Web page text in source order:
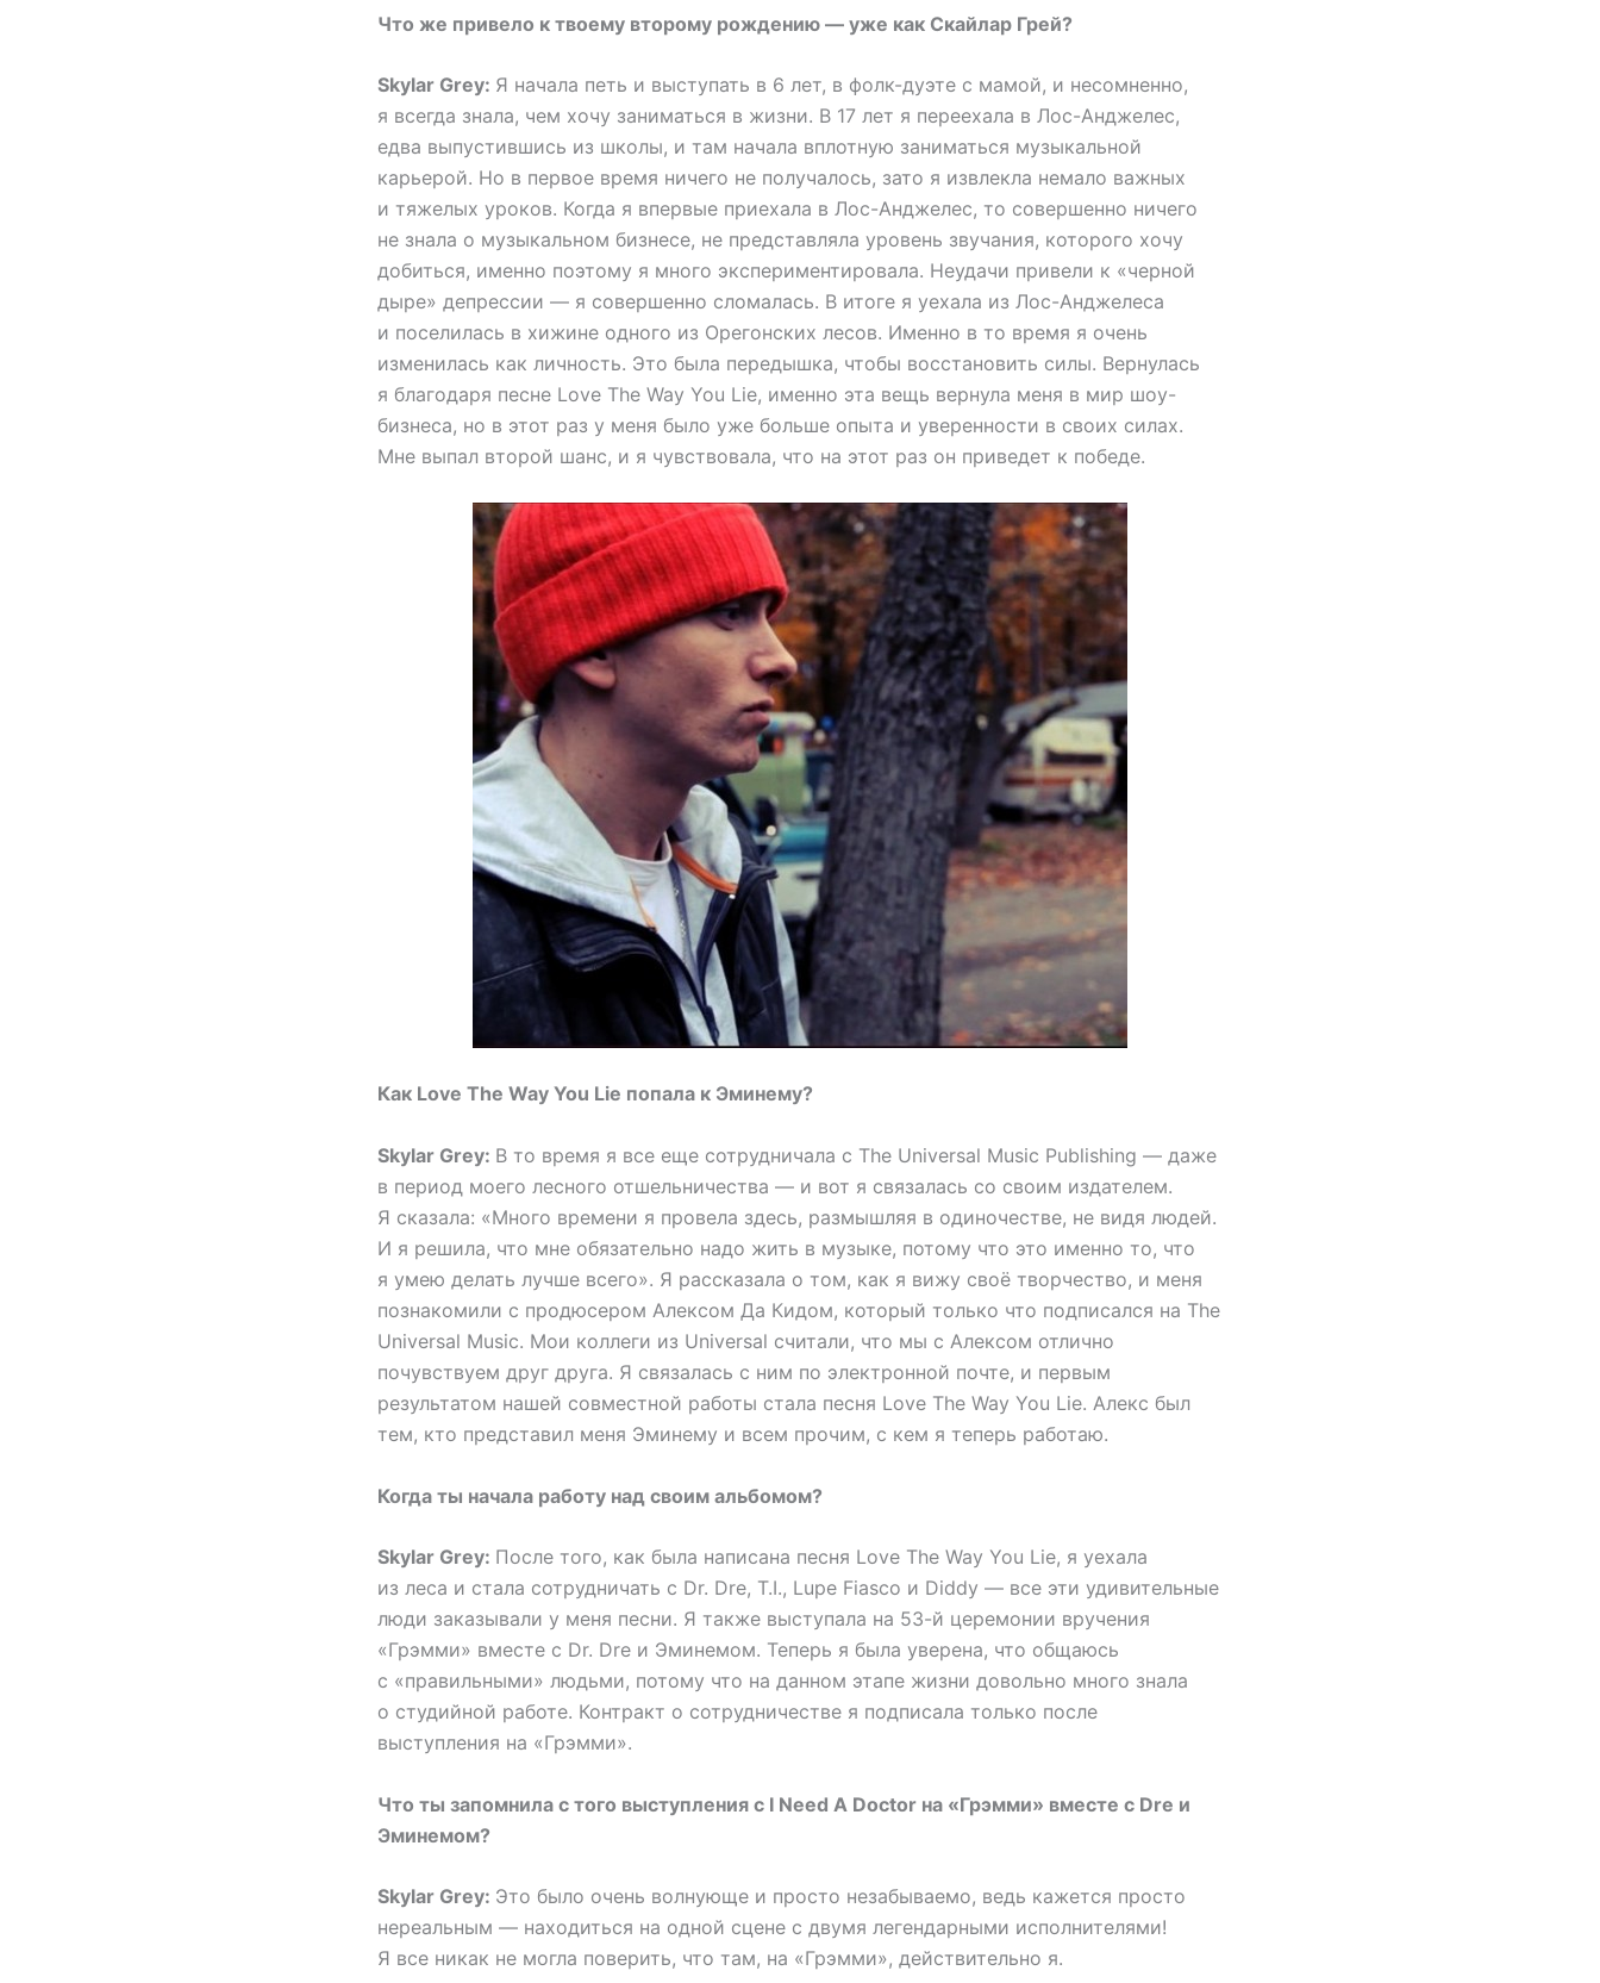
Что же привело к твоему второму рождению — уже как Скайлар Грей?
Skylar Grey: Я начала петь и выступать в 6 лет, в фолк-дуэте с мамой, и несомненно,
я всегда знала, чем хочу заниматься в жизни. В 17 лет я переехала в Лос-Анджелес,
едва выпустившись из школы, и там начала вплотную заниматься музыкальной
карьерой. Но в первое время ничего не получалось, зато я извлекла немало важных
и тяжелых уроков. Когда я впервые приехала в Лос-Анджелес, то совершенно ничего
не знала о музыкальном бизнесе, не представляла уровень звучания, которого хочу
добиться, именно поэтому я много экспериментировала. Неудачи привели к «черной
дыре» депрессии — я совершенно сломалась. В итоге я уехала из Лос-Анджелеса
и поселилась в хижине одного из Орегонских лесов. Именно в то время я очень
изменилась как личность. Это была передышка, чтобы восстановить силы. Вернулась
я благодаря песне Love The Way You Lie, именно эта вещь вернула меня в мир шоу-
бизнеса, но в этот раз у меня было уже больше опыта и уверенности в своих силах.
Мне выпал второй шанс, и я чувствовала, что на этот раз он приведет к победе.
Как Love The Way You Lie попала к Эминему?
Skylar Grey: В то время я все еще сотрудничала с The Universal Music Publishing — даже
в период моего лесного отшельничества — и вот я связалась со своим издателем.
Я сказала: «Много времени я провела здесь, размышляя в одиночестве, не видя людей.
И я решила, что мне обязательно надо жить в музыке, потому что это именно то, что
я умею делать лучше всего». Я рассказала о том, как я вижу своё творчество, и меня
познакомили с продюсером Алексом Да Кидом, который только что подписался на The
Universal Music. Мои коллеги из Universal считали, что мы с Алексом отлично
почувствуем друг друга. Я связалась с ним по электронной почте, и первым
результатом нашей совместной работы стала песня Love The Way You Lie. Алекс был
тем, кто представил меня Эминему и всем прочим, с кем я теперь работаю.
Когда ты начала работу над своим альбомом?
Skylar Grey: После того, как была написана песня Love The Way You Lie, я уехала
из леса и стала сотрудничать с Dr. Dre, T.I., Lupe Fiasco и Diddy — все эти удивительные
люди заказывали у меня песни. Я также выступала на 53-й церемонии вручения
«Грэмми» вместе с Dr. Dre и Эминемом. Теперь я была уверена, что общаюсь
с «правильными» людьми, потому что на данном этапе жизни довольно много знала
о студийной работе. Контракт о сотрудничестве я подписала только после
выступления на «Грэмми».
Что ты запомнила с того выступления с I Need A Doctor на «Грэмми» вместе с Dre и
Эминемом?
Skylar Grey: Это было очень волнующе и просто незабываемо, ведь кажется просто
нереальным — находиться на одной сцене с двумя легендарными исполнителями!
Я все никак не могла поверить, что там, на «Грэмми», действительно я.